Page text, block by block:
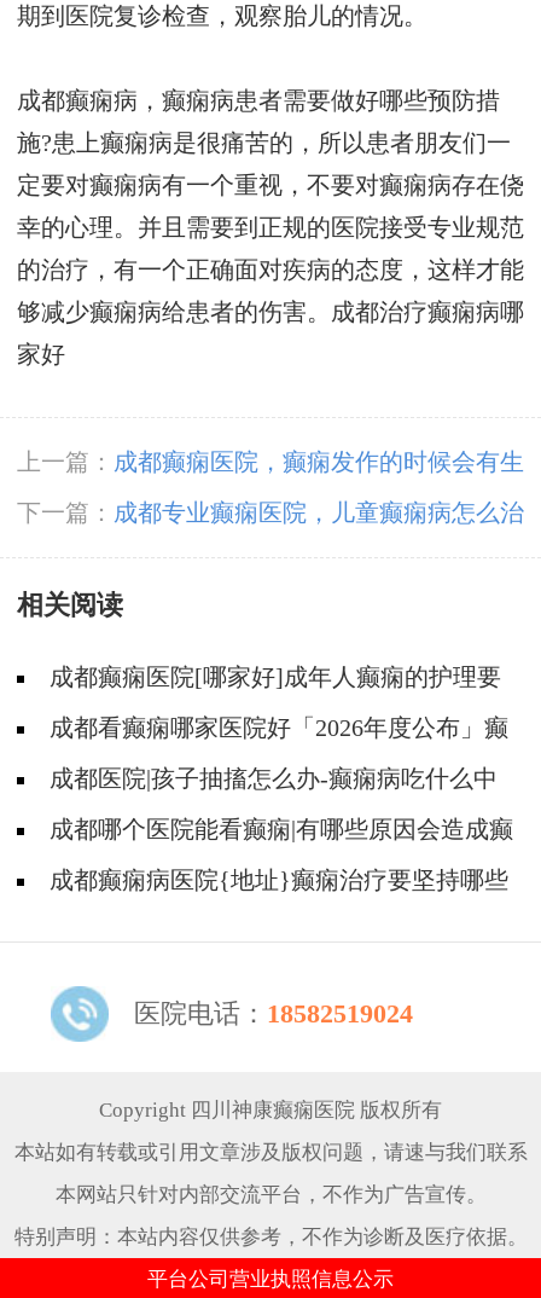
期到医院复诊检查，观察胎儿的情况。
成都癫痫病，癫痫病患者需要做好哪些预防措
施?患上癫痫病是很痛苦的，所以患者朋友们一
定要对癫痫病有一个重视，不要对癫痫病存在侥
幸的心理。并且需要到正规的医院接受专业规范
的治疗，有一个正确面对疾病的态度，这样才能
够减少癫痫病给患者的伤害。 成都治疗癫痫病哪
家好
上一篇： 成都癫痫医院，癫痫发作的时候会有生
命危险吗?
下一篇： 成都专业癫痫医院，儿童癫痫病怎么治
疗与护理?
相关阅读
成都癫痫医院[哪家好]成年人癫痫的护理要
做到哪些?
成都看癫痫哪家医院好「2026年度公布」癫
痫是遗传的吗?
成都医院|孩子抽搐怎么办-癫痫病吃什么中
药?成都哪个医院能看癫痫|有哪些原因会造成癫
痫?成都癫痫病医院{地址}癫痫治疗要坚持哪些
医院电话： 18582519024
Copyright 四川神康癫痫医院 版权所有
本站如有转载或引用文章涉及版权问题，请速与我们联系
本网站只针对内部交流平台，不作为广告宣传。
特别声明：本站内容仅供参考，不作为诊断及医疗依据。
平台公司营业执照信息公示